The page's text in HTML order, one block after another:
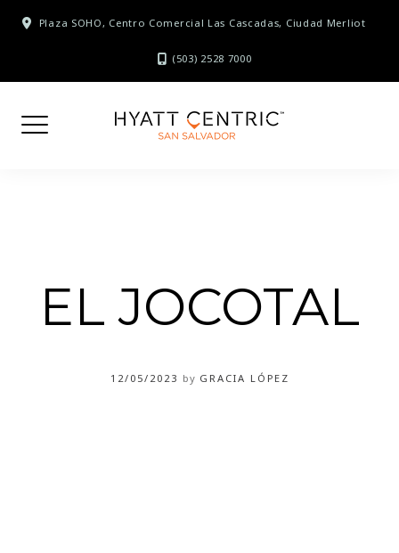
Plaza SOHO, Centro Comercial Las Cascadas, Ciudad Merliot
(503) 2528 7000
EL JOCOTAL
12/05/2023 by GRACIA LÓPEZ